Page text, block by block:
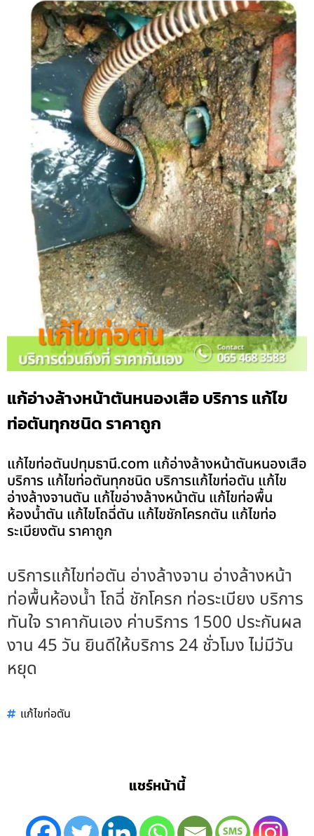
แก้อ่างล้างหน้าตันหนองเสือ บริการ แก้ไข
ท่อตันทุกชนิด ราคาถูก
แก้ไขท่อตันปทุมธานี.com แก้อ่างล้างหน้าตันหนองเสือ
บริการ แก้ไขท่อตันทุกชนิด บริการแก้ไขท่อตัน แก้ไข
อ่างล้างจานตัน แก้ไขอ่างล้างหน้าตัน แก้ไขท่อพื้น
ห้องน้ำตัน แก้ไขโถฉี่ตัน แก้ไขชักโครกตัน แก้ไขท่อ
ระเบียงตัน ราคาถูก
บริการแก้ไขท่อตัน อ่างล้างจาน อ่างล้างหน้า
ท่อพื้นห้องน้ำ โถฉี่ ชักโครก ท่อระเบียง บริการ
ทันใจ ราคากันเอง ค่าบริการ 1500 ประกันผล
งาน 45 วัน ยินดีให้บริการ 24 ชั่วโมง ไม่มีวัน
หยุด
แก้ไขท่อตัน
แชร์หน้านี้